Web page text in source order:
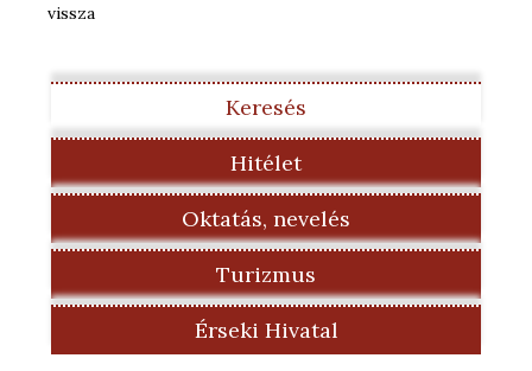
vissza
Keresés
Hitélet
Oktatás, nevelés
Turizmus
Érseki Hivatal